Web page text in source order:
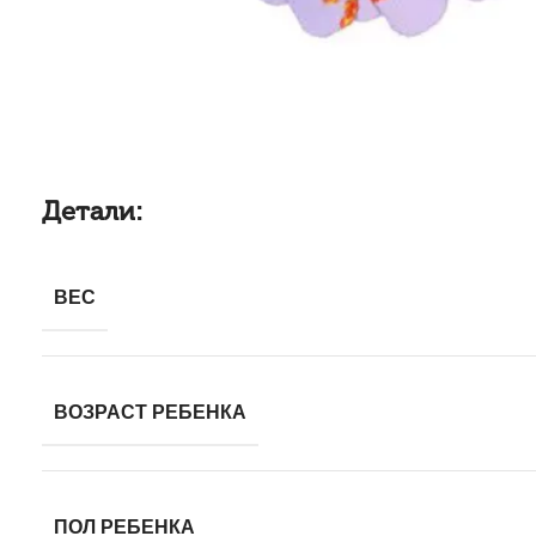
Детали:
ВЕС
ВОЗРАСТ РЕБЕНКА
ПОЛ РЕБЕНКА